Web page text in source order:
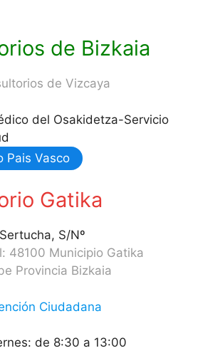
de Bizkaia
de Vizcaya
del Osakidetza-Servicio
Pais Vasco
Gatika
S/Nº
48100 Municipio Gatika
Provincia Bizkaia
Ciudadana
de 8:30 a 13:00